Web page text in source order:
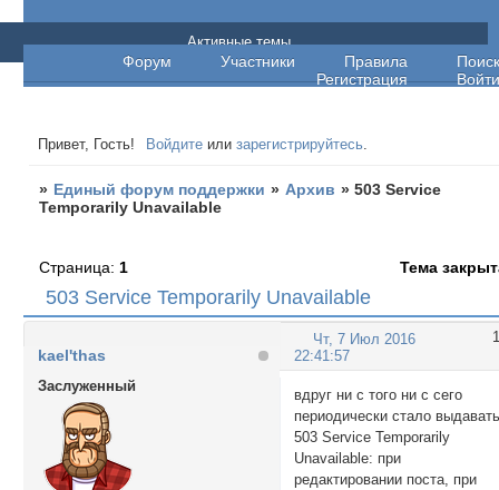
Единый форум поддержки
Форум Участники Правила
Поиск
Регистрация
Войти
Активные темы
Привет, Гость! Войдите илизарегистрируйтесь.
» Единый форум поддержки » Архив »503 Service
Temporarily Unavailable
503 Service Temporarily Unavailable
Страница: 1 Тема
1
Чт, 7 Июл 2016
22:41:57
kael'thas
Заслуженный
вдруг ни с того ни с сего
периодически стало
503 Service Temporarily
Unavailable: при
редактировании поста, при